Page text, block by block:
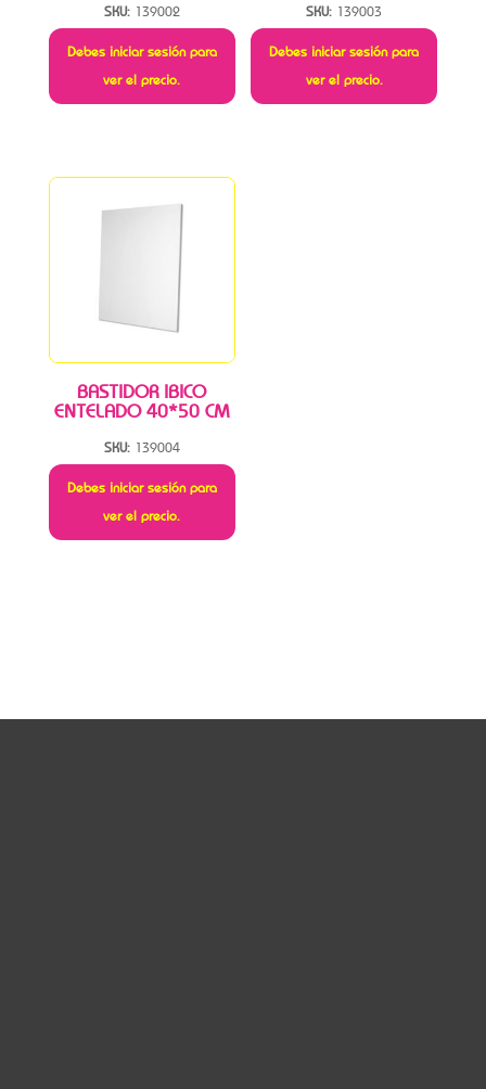
SKU: 139002
Debes iniciar sesión para
ver el precio.
SKU: 139003
Debes iniciar sesión para
ver el precio.
BASTIDOR IBICO
ENTELADO 40*50 CM
SKU: 139004
Debes iniciar sesión para
ver el precio.